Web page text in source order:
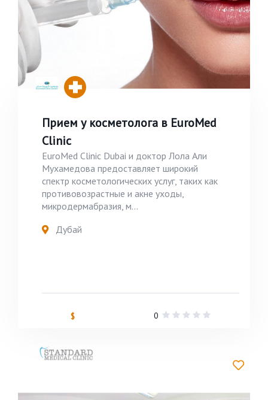
Прием у косметолога в EuroMed
Clinic
EuroMed Clinic Dubai и доктор Лола Али
Мухамедова предоставляет широкий
спектр косметологических услуг, таких как
противовозрастные и акне уходы,
микродермабразия, м...
Дубай
$ 0